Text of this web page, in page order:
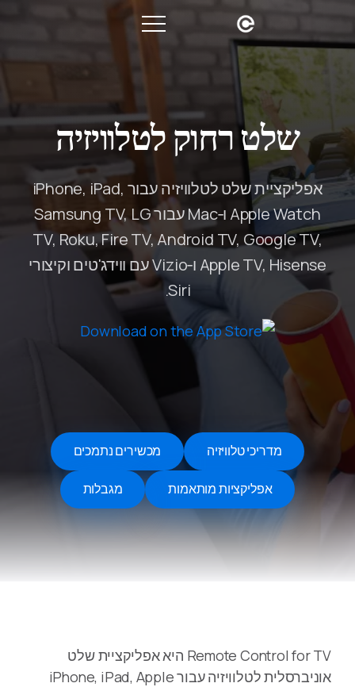
שלט רחוק לטלוויזיה
אפליקציית שלט לטלוויזיה עבור iPhone, iPad,
Apple Watch ו‑Mac עבור Samsung TV, LG
TV, Roku, Fire TV, Android TV, Google TV,
Apple TV, Hisense ו‑Vizio עם ווידג'טים וקיצורי
Siri.
מדריכי טלוויזיה מכשירים נתמכים
אפליקציות מותאמות מגבלות
Remote Control for TV היא אפליקציית שלט
אוניברסלית לטלוויזיה עבור iPhone, iPad, Apple